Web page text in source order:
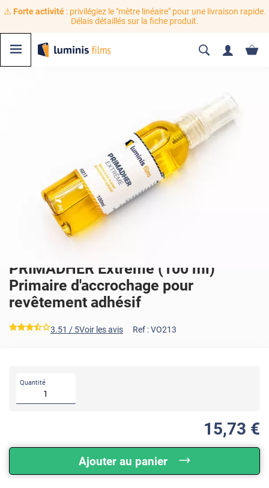
⚠️ Forte activité: privilégiez le "mètre linéaire" pour une livraison rapide.
Délais détaillés sur la fiche produit.
PRIMADHER Extrême (100 ml)
Primaire d'accrochage pour
revêtement adhésif
*****3.51 / 5Voir les avis Ref :VO213
Quantité
15,73 €
Ajouter au panier